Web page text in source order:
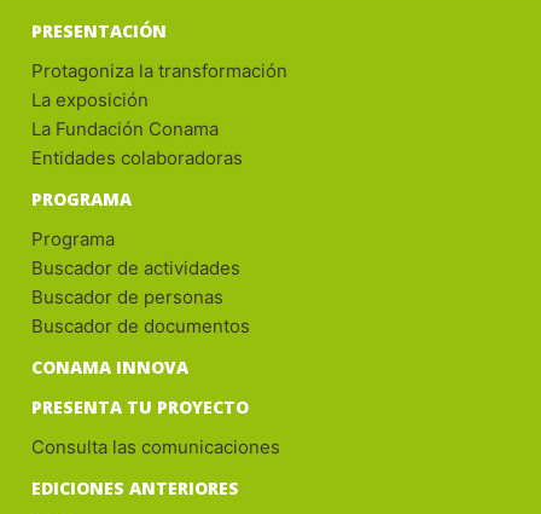
PRESENTACIÓN
Protagoniza la transformación
La exposición
La Fundación Conama
Entidades colaboradoras
PROGRAMA
Programa
Buscador de actividades
Buscador de personas
Buscador de documentos
CONAMA INNOVA
PRESENTA TU PROYECTO
Consulta las comunicaciones
EDICIONES ANTERIORES